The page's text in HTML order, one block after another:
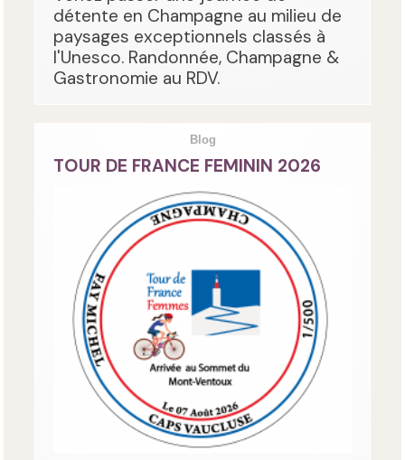
détente en Champagne au milieu de
paysages exceptionnels classés à
l'Unesco. Randonnée, Champagne &
Gastronomie au RDV.
Blog
TOUR DE FRANCE FEMININ 2026